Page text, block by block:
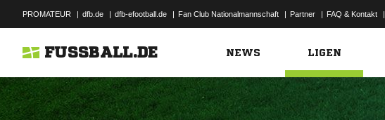
PROMATEUR | dfb.de | dfb-efootball.de | Fan Club Nationalmannschaft | Partner | FAQ & Kontakt |
FUSSBALL.DE NEWS LIGEN